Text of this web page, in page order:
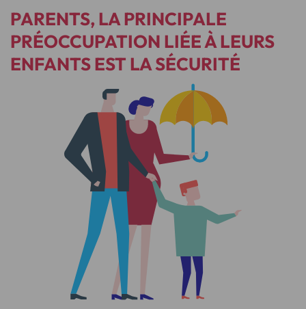
PARENTS, LA PRINCIPALE
PRÉOCCUPATION LIÉE À LEURS
ENFANTS EST LA SÉCURITÉ